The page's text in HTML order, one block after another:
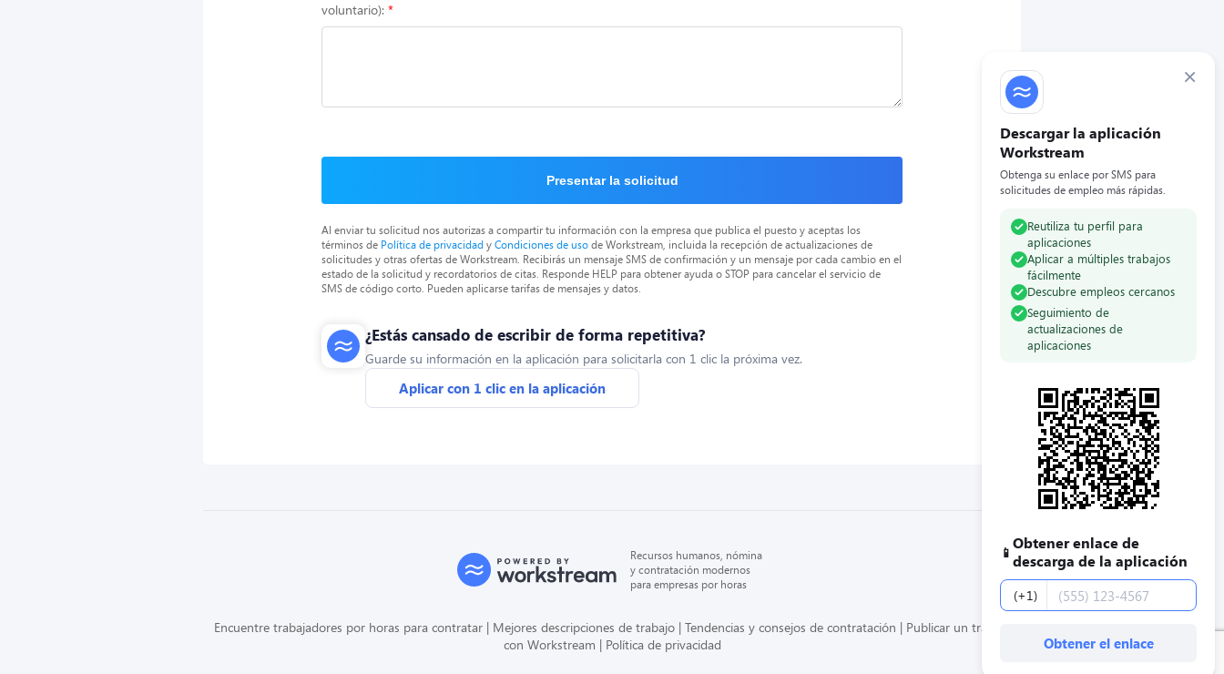
×
Descargar la aplicación
Workstream
Obtenga su enlace por SMS para
solicitudes de empleo más rápidas.
Reutiliza tu perfil para
aplicaciones
Aplicar a múltiples trabajos
fácilmente
Descubre empleos cercanos
Seguimiento de
actualizaciones de
aplicaciones
📱 Obtener enlace de
descarga de la aplicación
Número de teléfono
(+1)
Obtener el enlace
voluntario):
Presentar la solicitud
Al enviar tu solicitud nos autorizas a compartir tu información con la empresa que publica el puesto y aceptas los
términos de Política de privacidad yCondiciones de usode Workstream, incluida la recepción de actualizaciones de
solicitudes y otras ofertas de Workstream. Recibirás un mensaje SMS de confirmación y un mensaje por cada cambio en el
estado de la solicitud y recordatorios de citas. Responde HELP para obtener ayuda o STOP para cancelar el servicio de
SMS de código corto. Pueden aplicarse tarifas de mensajes y datos.
¿Estás cansado de escribir de forma repetitiva?
Guarde su información en la aplicación para solicitarla con 1 clic la próxima vez.
Aplicar con 1 clic en la aplicación
Recursos humanos, nómina
y contratación modernos
para empresas por horas
Encuentre trabajadores por horas para contratar Mejores descripciones de trabajo Tendencias y consejos de contratación
Publicar un trabajo
con Workstream
Política de privacidad